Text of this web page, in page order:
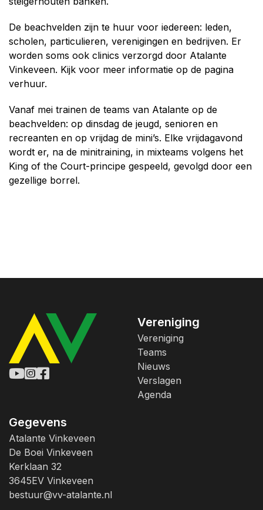
De beachvelden zijn te huur voor iedereen: leden,
scholen, particulieren, verenigingen en bedrijven. Er
worden soms ook clinics verzorgd door Atalante
Vinkeveen. Kijk voor meer informatie op de pagina
verhuur.
Vanaf mei trainen de teams van Atalante op de
beachvelden: op dinsdag de jeugd, senioren en
recreanten en op vrijdag de mini’s. Elke vrijdagavond
wordt er, na de minitraining, in mixteams volgens het
King of the Court-principe gespeeld, gevolgd door een
gezellige borrel.
Vereniging
Vereniging
Teams
Nieuws
Verslagen
Agenda
Gegevens
Atalante Vinkeveen
De Boei Vinkeveen
Kerklaan 32
3645EV Vinkeveen
bestuur@vv-atalante.nl